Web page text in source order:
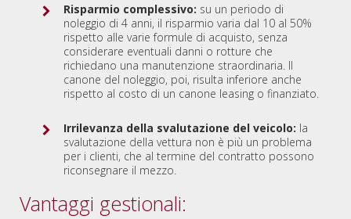
Risparmio complessivo: su un periodo di
noleggio di 4 anni, il risparmio varia dal 10 al 50%
rispetto alle varie formule di acquisto, senza
considerare eventuali danni o rotture che
richiedano una manutenzione straordinaria. Il
canone del noleggio, poi, risulta inferiore anche
rispetto al costo di un canone leasing o finanziato.
Irrilevanza della svalutazione del veicolo: la
svalutazione della vettura non è più un problema
per i clienti, che al termine del contratto possono
riconsegnare il mezzo.
Vantaggi gestionali: